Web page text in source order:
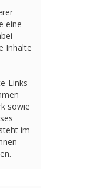
eine
Inhalte
Links
sowie
im